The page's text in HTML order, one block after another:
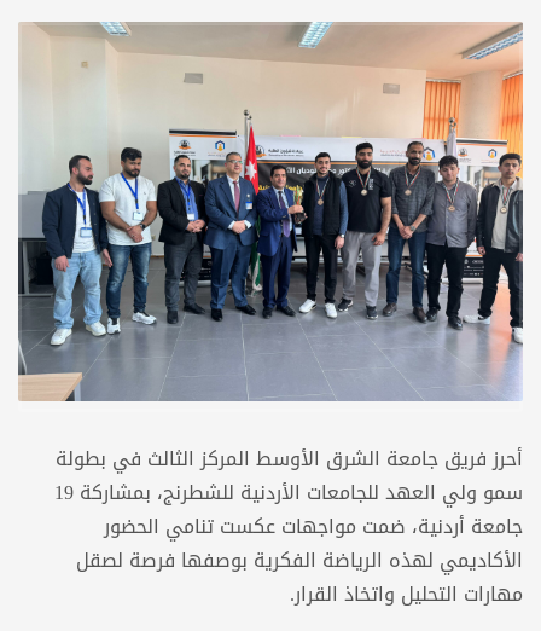
أحرز فريق جامعة الشرق الأوسط المركز الثالث في بطولة
سمو ولي العهد للجامعات الأردنية للشطرنج، بمشاركة 19
جامعة أردنية، ضمت مواجهات عكست تنامي الحضور
الأكاديمي لهذه الرياضة الفكرية بوصفها فرصة لصقل
مهارات التحليل واتخاذ القرار.